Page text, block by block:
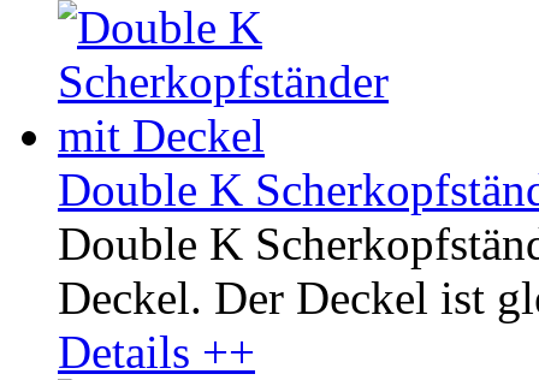
Double K
Double K
Deckel. Der Deckel ist
Details ++